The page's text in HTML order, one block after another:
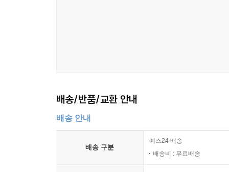
배송/반품/교환 안내
배송 안내
배송 구분
예스24 배송
배송비 : 무료배송